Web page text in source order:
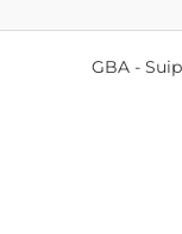
GBA -